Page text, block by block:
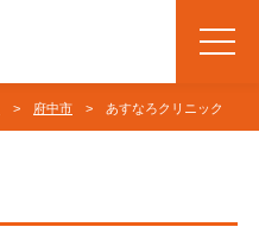
> 府中市 > あすなろクリニック